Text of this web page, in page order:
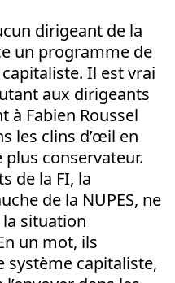
dirigeant de la
un programme de
Il est vrai
aux dirigeants
à Fabien Roussel
les clins d’œil en
plus conservateur.
de la FI, la
de la NUPES, ne
situation
un mot, ils
système capitaliste,